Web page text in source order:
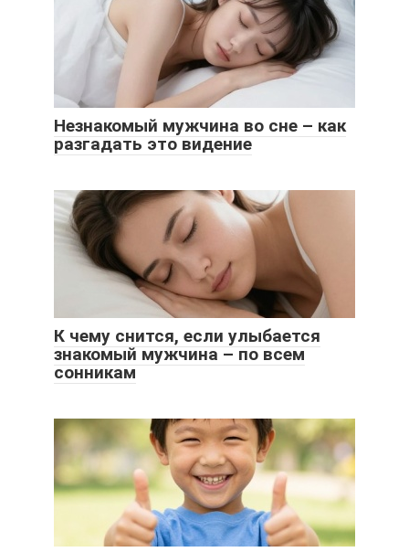
Незнакомый мужчина во сне – как
разгадать это видение
К чему снится, если улыбается
знакомый мужчина – по всем
сонникам